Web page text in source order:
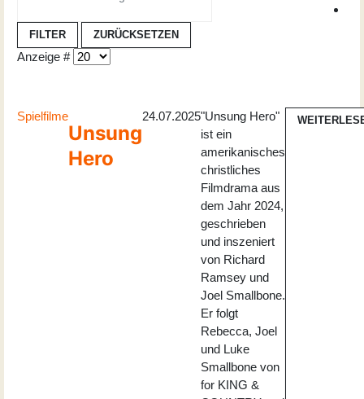
FILTER ZURÜCKSETZEN
Anzeige #
Spielfilme
Unsung
Hero
24.07.2025"Unsung Hero"
ist ein
amerikanisches
christliches
Filmdrama aus
dem Jahr 2024,
geschrieben
und inszeniert
von Richard
Ramsey und
Joel Smallbone.
Er folgt
Rebecca, Joel
und Luke
Smallbone von
for KING &